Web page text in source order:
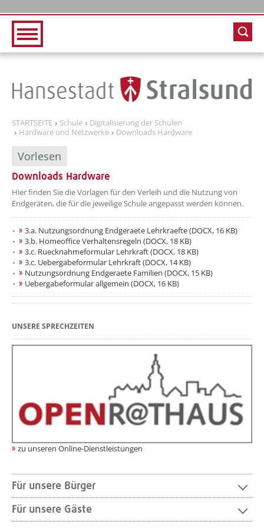
STARTSEITE Schule
Digitalisierung der Schulen
Hardware und Netzwerke
Downloads Hardware
Vorlesen
Downloads Hardware
??? absaetzeOben[1]/titel ???
Hier finden Sie die Vorlagen für den Verleih und die Nutzung von
Endgeräten, die für die jeweilige Schule angepasst werden können.
3.a. Nutzungsordnung Endgeraete Lehrkraefte (DOCX, 16 KB)
3.b. Homeoffice Verhaltensregeln (DOCX, 18 KB)
3.c. Ruecknahmeformular Lehrkraft (DOCX, 18 KB)
3.c. Uebergabeformular Lehrkraft (DOCX, 14 KB)
Nutzungsordnung Endgeraete Familien (DOCX, 15 KB)
Uebergabeformular allgemein (DOCX, 16 KB)
UNSERE SPRECHZEITEN
zu unseren Online-Dienstleistungen
Für unsere Bürger
Für unsere Gäste